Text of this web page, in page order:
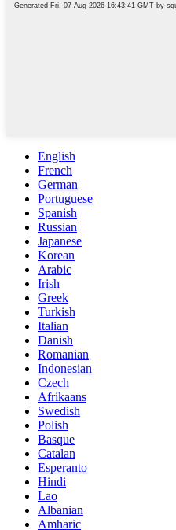
English
French
German
Portuguese
Spanish
Russian
Japanese
Korean
Arabic
Irish
Greek
Turkish
Italian
Danish
Romanian
Indonesian
Czech
Afrikaans
Swedish
Polish
Basque
Catalan
Esperanto
Hindi
Lao
Albanian
Amharic